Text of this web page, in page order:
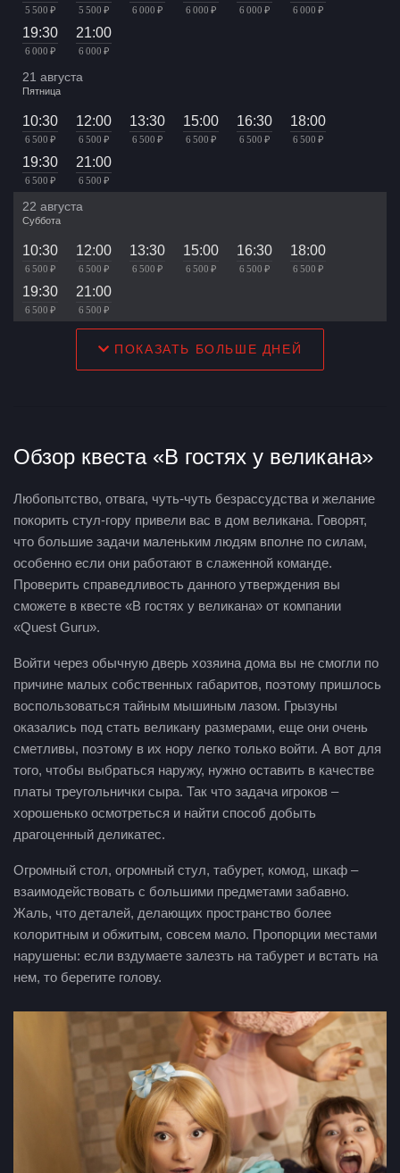
5 500 ₽ 5 500 ₽ 6 000 ₽ 6 000 ₽ 6 000 ₽ 6 000 ₽
19:30
6 000 ₽
21:00
6 000 ₽
21 августа
Пятница
10:30
6 500 ₽
12:00
6 500 ₽
13:30
6 500 ₽
15:00
6 500 ₽
16:30
6 500 ₽
18:00
6 500 ₽
19:30
6 500 ₽
21:00
6 500 ₽
22 августа
Суббота
10:30
6 500 ₽
12:00
6 500 ₽
13:30
6 500 ₽
15:00
6 500 ₽
16:30
6 500 ₽
18:00
6 500 ₽
19:30
6 500 ₽
21:00
6 500 ₽
ПОКАЗАТЬ БОЛЬШЕ ДНЕЙ
Обзор квеста «В гостях у великана»
Любопытство, отвага, чуть-чуть безрассудства и желание
покорить стул-гору привели вас в дом великана. Говорят,
что большие задачи маленьким людям вполне по силам,
особенно если они работают в слаженной команде.
Проверить справедливость данного утверждения вы
сможете в квесте «В гостях у великана» от компании
«Quest Guru».
Войти через обычную дверь хозяина дома вы не смогли по
причине малых собственных габаритов, поэтому пришлось
воспользоваться тайным мышиным лазом. Грызуны
оказались под стать великану размерами, еще они очень
сметливы, поэтому в их нору легко только войти. А вот для
того, чтобы выбраться наружу, нужно оставить в качестве
платы треугольнички сыра. Так что задача игроков –
хорошенько осмотреться и найти способ добыть
драгоценный деликатес.
Огромный стол, огромный стул, табурет, комод, шкаф –
взаимодействовать с большими предметами забавно.
Жаль, что деталей, делающих пространство более
колоритным и обжитым, совсем мало. Пропорции местами
нарушены: если вздумаете залезть на табурет и встать на
нем, то берегите голову.